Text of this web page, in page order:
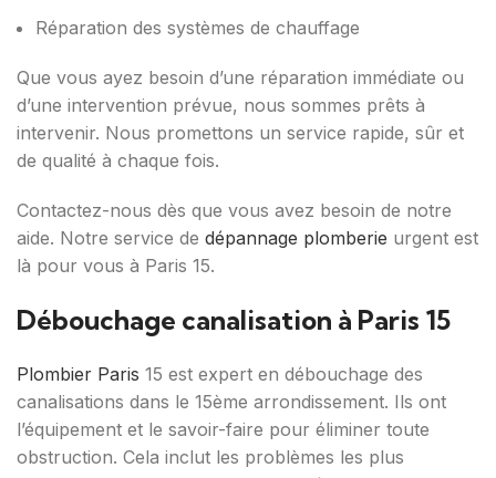
Réparation des systèmes de chauffage
Que vous ayez besoin d’une réparation immédiate ou
d’une intervention prévue, nous sommes prêts à
intervenir. Nous promettons un service rapide, sûr et
de qualité à chaque fois.
Contactez-nous dès que vous avez besoin de notre
aide. Notre service de dépannage plomberie urgent est
là pour vous à Paris 15.
Débouchage canalisation à Paris 15
Plombier Paris 15 est expert en débouchage des
canalisations dans le 15ème arrondissement. Ils ont
l’équipement et le savoir-faire pour éliminer toute
obstruction. Cela inclut les problèmes les plus